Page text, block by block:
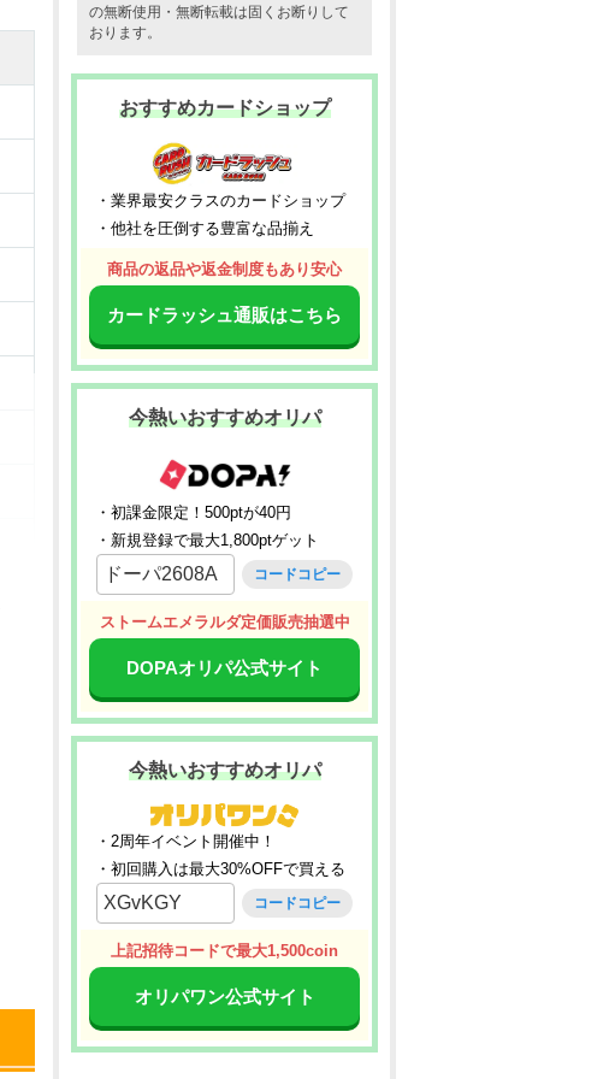
の無断使用・無断転載は固くお断りして
おります。
おすすめカードショップ
・業界最安クラスのカードショップ
・他社を圧倒する豊富な品揃え
商品の返品や返金制度もあり安心
カードラッシュ通販はこちら
今熱いおすすめオリパ
・初課金限定！500ptが40円
・新規登録で最大1,800ptゲット
ドーパ2608A コードコピー
ストームエメラルダ定価販売抽選中
DOPAオリパ公式サイト
今熱いおすすめオリパ
・2周年イベント開催中！
・初回購入は最大30%OFFで買える
XGvKGY コードコピー
上記招待コードで最大1,500coin
オリパワン公式サイト